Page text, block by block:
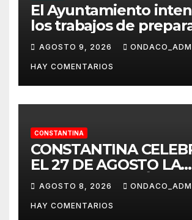
El Ayuntamiento
los trabajos de
del recinto ferial a un
del inicio de la Feria de
2026
AGOSTO 9, 2026
HAY COMENTARIOS
CONSTANTINA
CONSTANTINA
EL 27 DE AGOSTO LA
TERCERA EDICIÓN DE
CERTAMEN TAURINO
ALAMBIQUE DE
AGOSTO 8, 2026
HAY COMENTARIOS